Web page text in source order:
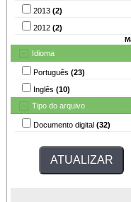
2013 (2)
2012 (2)
Idioma
Português (23)
Inglês (10)
Tipo do arquivo
Documento digital (32)